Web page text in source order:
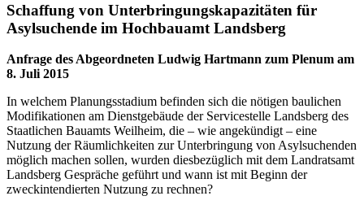
Schaffung von Unterbringungskapazitäten für
Asylsuchende im Hochbauamt Landsberg
Anfrage des Abgeordneten Ludwig Hartmann zum Plenum am
8. Juli 2015
In welchem Planungsstadium befinden sich die nötigen baulichen
Modifikationen am Dienstgebäude der Servicestelle Landsberg des
Staatlichen Bauamts Weilheim, die – wie angekündigt – eine
Nutzung der Räumlichkeiten zur Unterbringung von Asylsuchenden
möglich machen sollen, wurden diesbezüglich mit dem Landratsamt
Landsberg Gespräche geführt und wann ist mit Beginn der
zweckintendierten Nutzung zu rechnen?